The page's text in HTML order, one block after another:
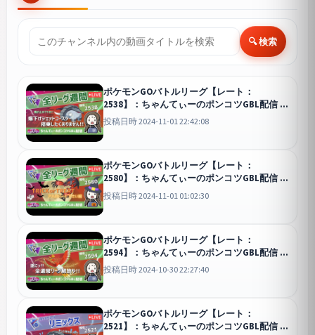
🔍 検索
ポケモンGOバトルリーグ【レート：
2538】：ちゃんてぃーのポンコツGBL配信
GO
投稿日時 2024-11-01 22:42:08
ポケモンGOバトルリーグ【レート：
2580】：ちゃんてぃーのポンコツGBL配信
GO
投稿日時 2024-11-01 01:02:30
ポケモンGOバトルリーグ【レート：
2594】：ちゃんてぃーのポンコツGBL配信
GO
投稿日時 2024-10-30 22:27:40
ポケモンGOバトルリーグ【レート：
2521】：ちゃんてぃーのポンコツGBL配信